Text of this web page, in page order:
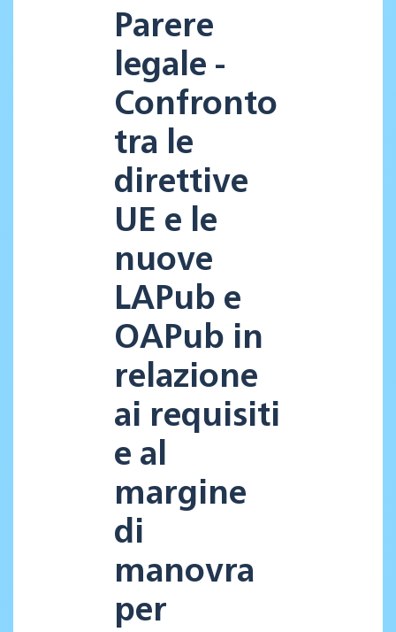
Parere
legale -
Confronto
tra le
direttive
UE e le
nuove
LAPub e
OAPub in
relazione
ai requisiti
e al
margine
di
manovra
per